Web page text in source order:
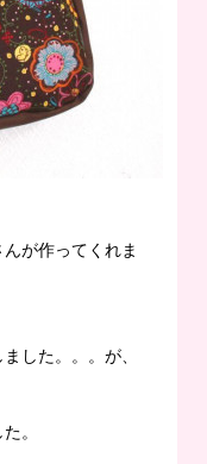
が作ってくれま
した。。。が、
。